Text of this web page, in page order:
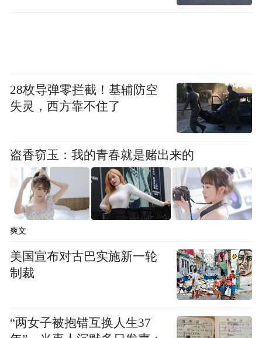
28枚导弹零拦截！基辅防空
失灵，西方靠不住了
盗香窃玉：我的青春就是赌出来的
爽文
美国宣布对古巴实施新一轮
制裁
“两女子被抱错互换人生37